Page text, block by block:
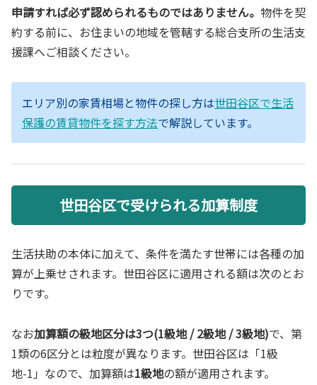
申請すれば必ず認められるものではありません。 物件を契
約する前に、お住まいの地域を管轄する総合支所の生活支
援課へご相談ください。
エリア別の家賃相場と物件の探し方は世田谷区で生活
保護の賃貸物件を探す方法で解説しています。
世田谷区で受けられる加算制度
生活扶助の本体に加えて、条件を満たす世帯には各種の加
算が上乗せされます。世田谷区に適用される額は次のとお
りです。
なお加算額の級地区分は3つ(1級地 / 2級地 / 3級地)で、第
1類の6区分とは粒度が異なります。世田谷区は「1級
地-1」なので、加算額は1級地の額が適用されます。